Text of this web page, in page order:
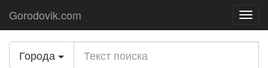
Gorodovik.com
Города